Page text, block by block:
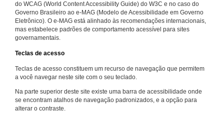
do WCAG (World Content Accessibility Guide) do W3C e no caso do
Governo Brasileiro ao e-MAG (Modelo de Acessibilidade em Governo
Eletrônico). O e-MAG está alinhado às recomendações internacionais,
mas estabelece padrões de comportamento acessível para sites
governamentais.
Teclas de acesso
Teclas de acesso constituem um recurso de navegação que permitem
a você navegar neste site com o seu teclado.
Na parte superior deste site existe uma barra de acessibilidade onde
se encontram atalhos de navegação padronizados, e a opção para
alterar o contraste.